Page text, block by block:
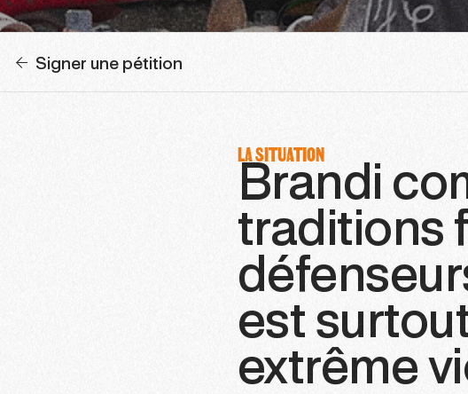
Signer une pétition
LA SITUATION
Brandi
traditions
est
extrême